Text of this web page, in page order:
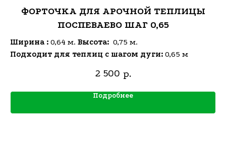
ФОРТОЧКА ДЛЯ АРОЧНОЙ ТЕПЛИЦЫ
ПОСПЕВАЕВО ШАГ 0,65
Ширина : 0,64 м. Высота: 0,75 м.
Подходит для теплиц с шагом дуги: 0,65 м
2 500 р.
Подробнее